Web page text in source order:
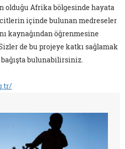
olduğu Afrika bölgesinde hayata
içinde bulunan medreseler
kaynağından öğrenmesine
de bu projeye katkı sağlamak
bulunabilirsiniz.